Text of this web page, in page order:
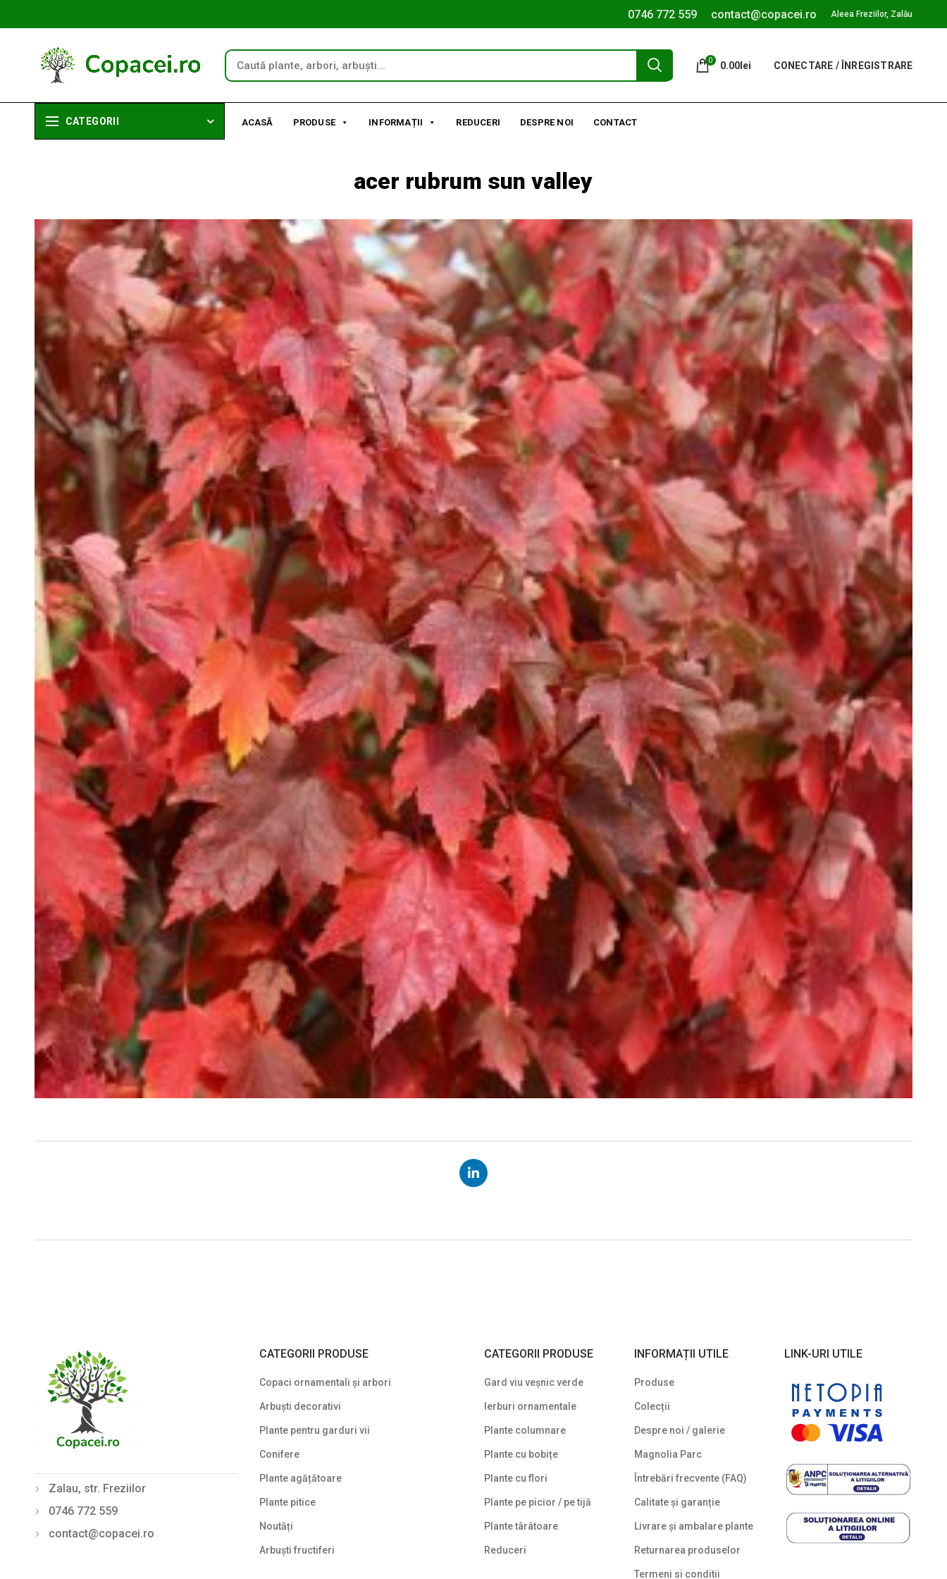
0746 772 559 contact@copacei.ro Aleea Freziilor, Zalău
0 0.00lei CONECTARE / ÎNREGISTRARE
CATEGORII ACASĂ PRODUSE INFORMAȚII REDUCERI DESPRE NOI CONTACT
acer rubrum sun valley
Zalau, str. Freziilor
0746 772 559
contact@copacei.ro
CATEGORII PRODUSE
Copaci ornamentali și arbori
Arbuști decorativi
Plante pentru garduri vii
Conifere
Plante agățătoare
Plante pitice
Noutăți
Arbuști fructiferi
CATEGORII PRODUSE
Gard viu veșnic verde
Ierburi ornamentale
Plante columnare
Plante cu bobițe
Plante cu flori
Plante pe picior / pe tijă
Plante târâtoare
Reduceri
INFORMAȚII UTILE
Produse
Colecții
Despre noi / galerie
Magnolia Parc
Întrebări frecvente (FAQ)
Calitate și garanție
Livrare și ambalare plante
Returnarea produselor
Termeni si conditii
LINK-URI UTILE